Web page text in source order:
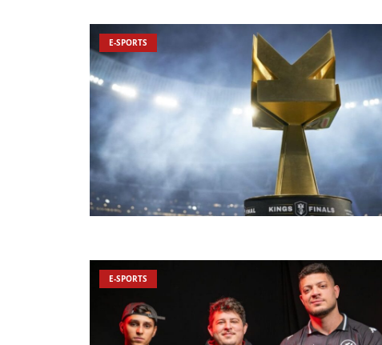
E-SPORTS
E-SPORTS